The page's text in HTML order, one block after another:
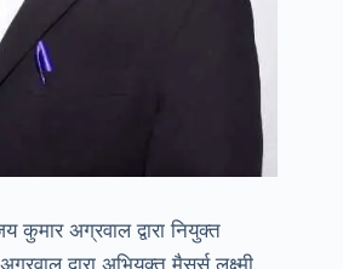
कुमार अग्रवाल द्वारा नियुक्त